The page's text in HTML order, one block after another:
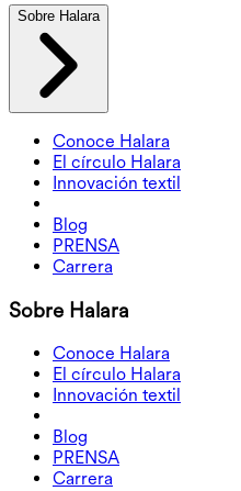
Sobre Halara
Conoce Halara
El círculo Halara
Innovación textil
Blog
PRENSA
Carrera
Sobre Halara
Conoce Halara
El círculo Halara
Innovación textil
Blog
PRENSA
Carrera